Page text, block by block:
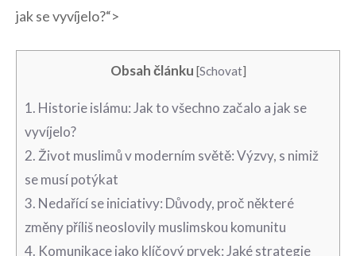
jak se vyvíjelo?“>
Obsah článku [Schovat]
1. Historie islámu:​ Jak to všechno ⁤začalo a jak‍ se
vyvíjelo?
2. Život muslimů‍ v moderním světě: Výzvy,‍ s nimiž
se musí potýkat
3. ‍Nedařící se iniciativy: Důvody, proč některé
změny příliš neoslovily muslimskou komunitu
4. Komunikace jako klíčový prvek: ⁢Jaké strategie